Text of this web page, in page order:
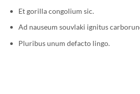
Et gorilla congolium sic.
Ad nauseum souvlaki ignitus
Pluribus unum defacto lingo.